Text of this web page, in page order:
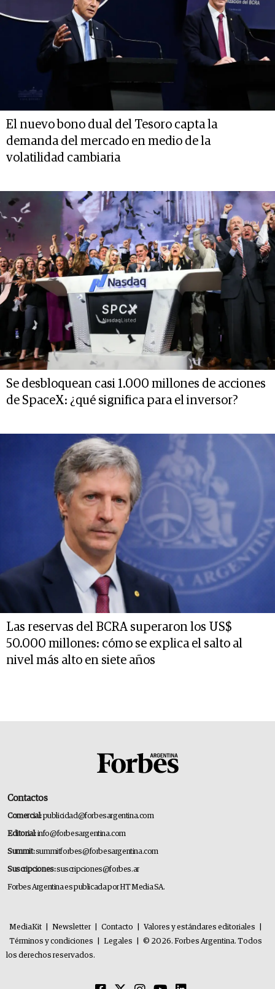
El nuevo bono dual del Tesoro capta la
demanda del mercado en medio de la
volatilidad cambiaria
Se desbloquean casi 1.000 millones de acciones
de SpaceX: ¿qué significa para el inversor?
Las reservas del BCRA superaron los US$
50.000 millones: cómo se explica el salto al
nivel más alto en siete años
Contactos
Comercial:publicidad@forbesargentina.com
Editorial:info@forbesargentina.com
Summit:summitforbes@forbesargentina.com
Suscripciones:suscripciones@forbes.ar
Forbes Argentina es publicada por HT Media SA.
MediaKit Newsletter Contacto Valores y estándares editoriales
Términos y condiciones
Legales
© 2026. Forbes Argentina. Todos
los derechos reservados.